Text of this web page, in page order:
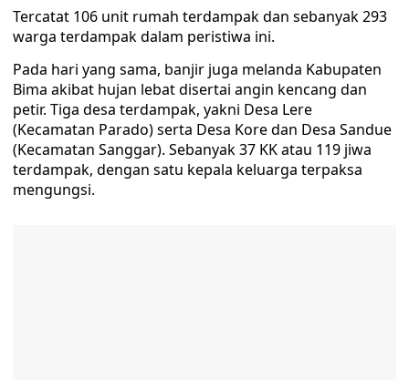
Tercatat 106 unit rumah terdampak dan sebanyak 293
warga terdampak dalam peristiwa ini.
Pada hari yang sama, banjir juga melanda Kabupaten
Bima akibat hujan lebat disertai angin kencang dan
petir. Tiga desa terdampak, yakni Desa Lere
(Kecamatan Parado) serta Desa Kore dan Desa Sandue
(Kecamatan Sanggar). Sebanyak 37 KK atau 119 jiwa
terdampak, dengan satu kepala keluarga terpaksa
mengungsi.